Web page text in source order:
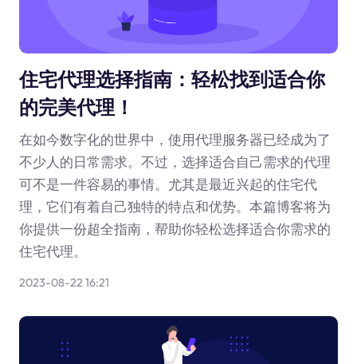
住宅代理选择指南：轻松找到适合你
的完美代理！
在如今数字化的世界中，使用代理服务器已经成为了
不少人的日常需求。不过，选择适合自己需求的代理
可不是一件容易的事情。尤其是最近兴起的住宅代
理，它们有着自己独特的特点和优势。本篇博客将为
你提供一份超全指南，帮助你轻松选择适合你需求的
住宅代理。
2023-08-22 16:21